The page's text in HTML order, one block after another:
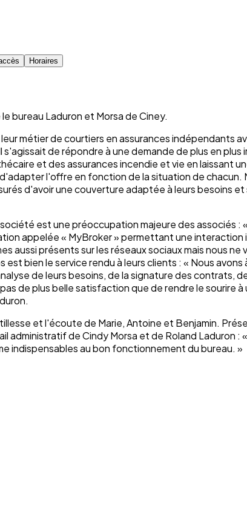
Horaires
bureau Laduron et Morsa de Ciney.
métier de courtiers en assurances indépendants
de répondre à une demande de plus en
et des assurances incendie et vie en laissant
l'offre en fonction de la situation de chacun.
d'avoir une couverture adaptée à leurs besoins
est une préoccupation majeure des associés :
appelée « MyBroker » permettant une
aussi présents sur les réseaux sociaux mais nous
bien le service rendu à leurs clients : « Nous
de leurs besoins, de la signature des contrats,
de plus belle satisfaction que de rendre le sourire
et l'écoute de Marie, Antoine et Benjamin.
de Cindy Morsa et de Roland Laduron :
indispensables au bon fonctionnement du bureau. »